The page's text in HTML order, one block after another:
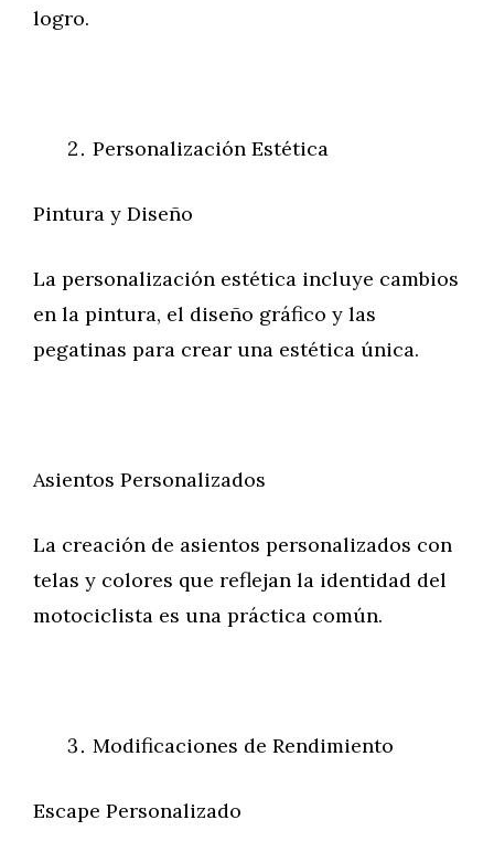
logro.
Personalización Estética
Pintura y Diseño
La personalización estética incluye cambios
en la pintura, el diseño gráfico y las
pegatinas para crear una estética única.
Asientos Personalizados
La creación de asientos personalizados con
telas y colores que reflejan la identidad del
motociclista es una práctica común.
Modificaciones de Rendimiento
Escape Personalizado